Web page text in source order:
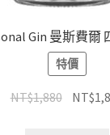
Gin 曼斯費爾
特價
NT$1,880 NT$